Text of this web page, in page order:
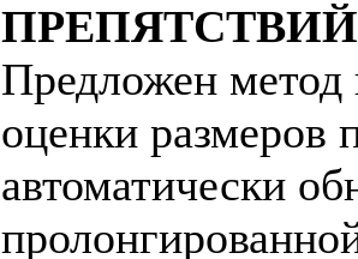
ПРЕПЯТСТВИЙ
Предложен метод
оценки размеров
автоматически